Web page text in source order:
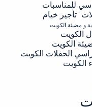
للمناسبات
تأجير خيام
و مضيئة الكويت
الكويت
الكويت
الحفلات الكويت
الكويت